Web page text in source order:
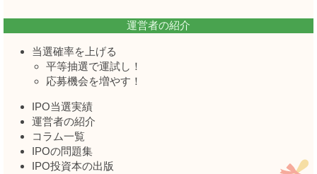
運営者の紹介
当選確率を上げる
平等抽選で運試し！
応募機会を増やす！
IPO当選実績
運営者の紹介
コラム一覧
IPOの問題集
IPO投資本の出版